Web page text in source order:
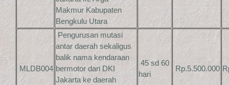
Makmur Kabupaten
Bengkulu Utara
MLDB004
Pengurusan mutasi
antar daerah sekaligus
balik nama kendaraan
bermotor dari DKI
Jakarta ke daerah
45 sd 60
hari
Rp.5.500.000